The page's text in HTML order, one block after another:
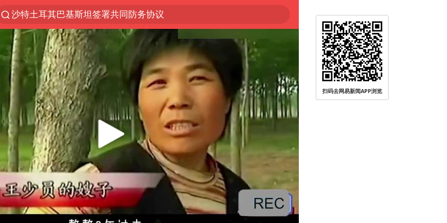
沙特土耳其巴基斯坦签署共同防务协议
“电影+”如何激发千亿级消费新活力？
泉州市委书记张毅恭被查
台风白海豚已进入24小时警戒线
全球首个长时储能一体化产业园量产
台风白海豚或吞并鲸鱼 登陆地点更新
四川宜宾市高县4.9级地震致1人死亡
名创优品回应女子吐槽内裤质量差
中巨芯：上半年归母净利润1405.77万元
中国女篮70-67险胜尼日利亚女篮
U17国足点球大战淘汰河床晋级决赛
扫码去网易新闻APP浏览